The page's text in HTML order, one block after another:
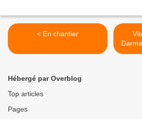
< En chantier
Hébergé par Overblog
Top articles
Pages